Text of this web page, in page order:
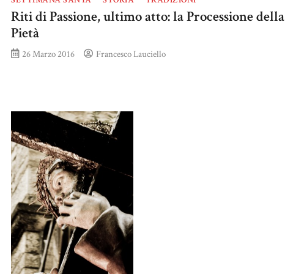
Riti di Passione, ultimo atto: la Processione della
Pietà
26 Marzo 2016 Francesco Lauciello